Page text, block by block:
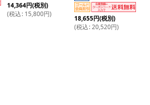
14,364円(税別)
(税込: 15,800円)
18,655円(税別)
(税込: 20,520円)